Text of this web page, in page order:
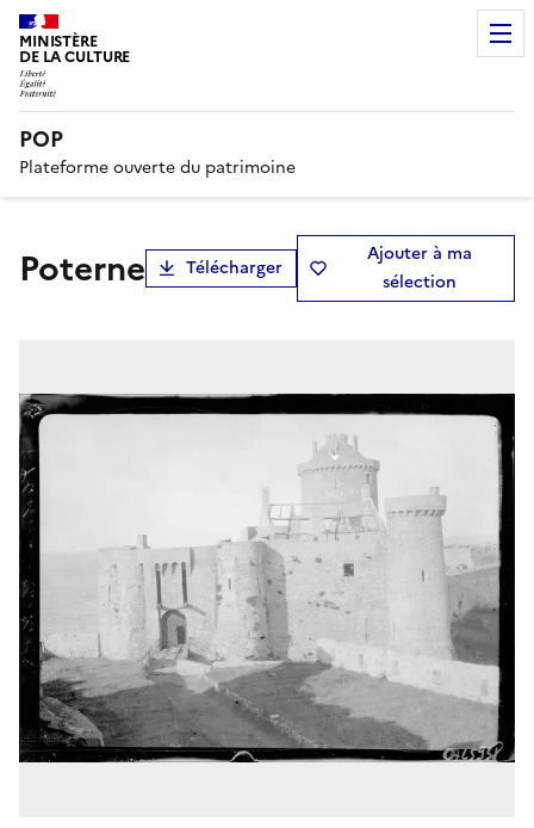
MINISTÈRE
DE LA CULTURE
POP
Plateforme ouverte du patrimoine
Poterne Télécharger
Ajouter à ma
sélection